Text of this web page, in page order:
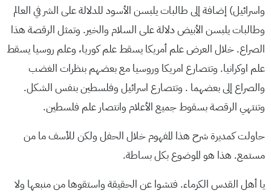
واسرائيل) إضافة إلى طالبات يلبسن الأسود للدلالة على الشر في العالم
وطالبات يلبسن الأبيض دلالة على السلام والخير. وتمثل الرقصة هذا
الصراع. خلال العرض علم أمريكا يسقط علم كوريا، وعلم روسيا يسقط
علم اوكرانيا. وتتصارع امريكا وروسيا مع بعضهم بنظرات الغضب
والصراع إلى بعضهما . وتتصارع اسرائيل وفلسطين بنفس الشكل.
وتنتهي الرقصة بسقوط جميع الأعلام وانتصار علم فلسطين.
حاولت كمديرة شرح هذا المفهوم خلال الحفل ولكن للأسف ما من
مستمع. هذا هو الموضوع بكل بساطة.
يا أهل القدس الكرماء. فتشوا عن الحقيقة واستقوها من منبعها ولا